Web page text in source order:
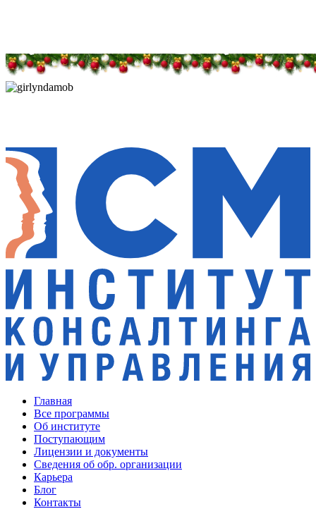
Главная
Все программы
Об институте
Поступающим
Лицензии и документы
Сведения об обр. организации
Карьера
Блог
Контакты